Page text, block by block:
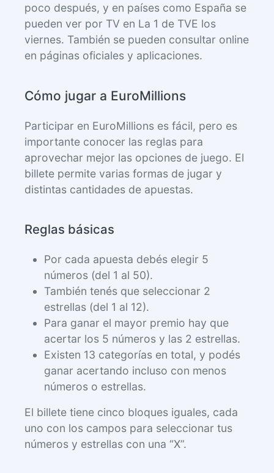
poco después, y en países como España se
pueden ver por TV en La 1 de TVE los
viernes. También se pueden consultar online
en páginas oficiales y aplicaciones.
Cómo jugar a EuroMillions
Participar en EuroMillions es fácil, pero es
importante conocer las reglas para
aprovechar mejor las opciones de juego. El
billete permite varias formas de jugar y
distintas cantidades de apuestas.
Reglas básicas
Por cada apuesta debés elegir 5
números (del 1 al 50).
También tenés que seleccionar 2
estrellas (del 1 al 12).
Para ganar el mayor premio hay que
acertar los 5 números y las 2 estrellas.
Existen 13 categorías en total, y podés
ganar acertando incluso con menos
números o estrellas.
El billete tiene cinco bloques iguales, cada
uno con los campos para seleccionar tus
números y estrellas con una “X”.